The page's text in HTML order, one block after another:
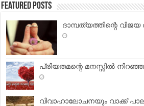
Featured Posts
ദാമ്പത്യത്തിന്റെ
പ്രിയതമന്റെ മനസ്സില്‍
വിവാഹാലോചനയും വാക്ക്